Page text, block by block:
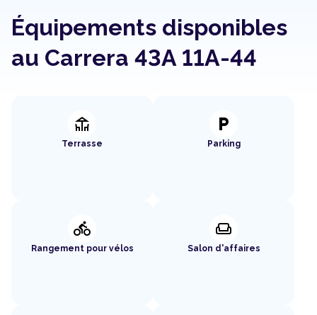
Équipements disponibles
au Carrera 43A 11A-44
deck
Terrasse
local_parking
Parking
directions_bike
Rangement pour vélos
weekend
Salon d'affaires